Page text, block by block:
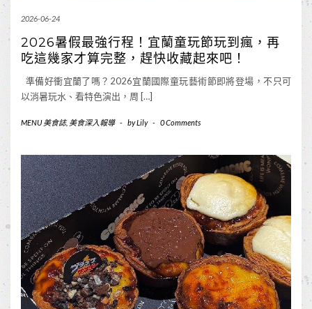
2026-06-24
2026暑假最強行程！宜蘭童玩節玩到瘋，再
吃這幾家才算完整，趕快收藏起來吧！
準備好衝宜蘭了嗎？2026宜蘭國際童玩藝術節即將登場，不只可
以消暑玩水、看特色演出，周 […]
MENU 美食誌, 美食深入報導 - byLily - 0 Comments